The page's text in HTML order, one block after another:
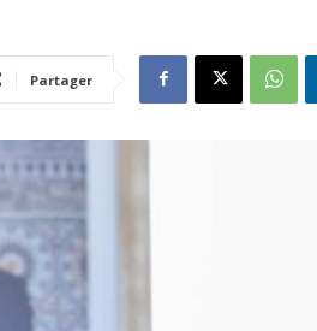
Partager